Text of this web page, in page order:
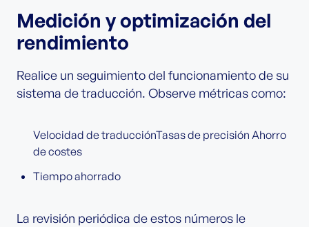
Medición y optimización del
rendimiento
Realice un seguimiento del funcionamiento de su
sistema de traducción. Observe métricas como:
Velocidad de traducciónTasas de precisión Ahorro
de costes
Tiempo ahorrado
La revisión periódica de estos números le